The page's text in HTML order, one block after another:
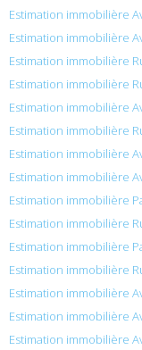
Estimation immobilière
Estimation immobilière
Estimation immobilière
Estimation immobilière
Estimation immobilière
Estimation immobilière
Estimation immobilière
Estimation immobilière
Estimation immobilière
Estimation immobilière
Estimation immobilière
Estimation immobilière
Estimation immobilière
Estimation immobilière
Estimation immobilière